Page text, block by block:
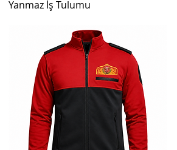
Yanmaz İş Tulumu